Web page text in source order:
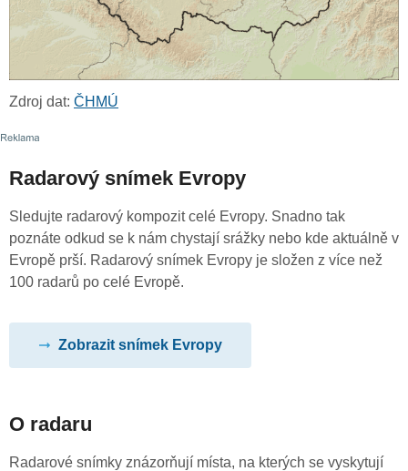
Zdroj dat: ČHMÚ
Radarový snímek Evropy
Sledujte radarový kompozit celé Evropy. Snadno tak
poznáte odkud se k nám chystají srážky nebo kde aktuálně v
Evropě prší. Radarový snímek Evropy je složen z více než
100 radarů po celé Evropě.
Zobrazit snímek Evropy
O radaru
Radarové snímky znázorňují místa, na kterých se vyskytují